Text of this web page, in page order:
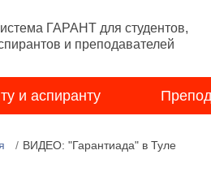
ГАРАНТ для студентов,
и преподавателей
и аспиранту
ВИДЕО: "Гарантиада" в Туле